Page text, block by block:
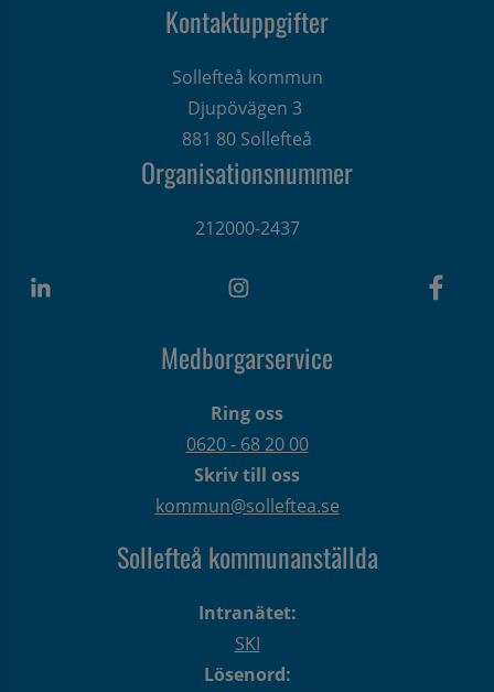
Kontaktuppgifter
Sollefteå kommun
Djupövägen 3
881 80 Sollefteå
Organisationsnummer
212000-2437
Medborgarservice
Ring oss
0620 - 68 20 00
Skriv till oss
kommun@solleftea.se
Sollefteå kommunanställda
Intranätet:
SKI
Lösenord: